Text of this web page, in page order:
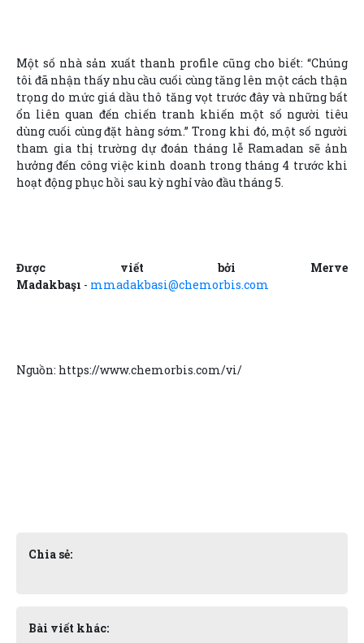
Một số nhà sản xuất thanh profile cũng cho biết: “Chúng
tôi đã nhận thấy nhu cầu cuối cùng tăng lên một cách thận
trọng do mức giá dầu thô tăng vọt trước đây và những bất
ổn liên quan đến chiến tranh khiến một số người tiêu
dùng cuối cùng đặt hàng sớm.” Trong khi đó, một số người
tham gia thị trường dự đoán tháng lễ Ramadan sẽ ảnh
hưởng đến công việc kinh doanh trong tháng 4 trước khi
hoạt động phục hồi sau kỳ nghỉ vào đầu tháng 5.
Được viết bởi Merve
Madakbaşı - mmadakbasi@chemorbis.com
Nguồn: https://www.chemorbis.com/vi/
Chia sẻ:
Bài viết khác: